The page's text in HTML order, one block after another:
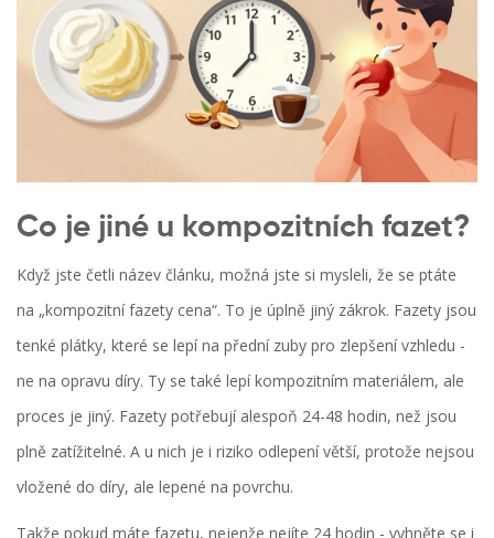
Co je jiné u kompozitních fazet?
Když jste četli název článku, možná jste si mysleli, že se ptáte
na „kompozitní fazety cena“. To je úplně jiný zákrok. Fazety jsou
tenké plátky, které se lepí na přední zuby pro zlepšení vzhledu -
ne na opravu díry. Ty se také lepí kompozitním materiálem, ale
proces je jiný. Fazety potřebují alespoň 24-48 hodin, než jsou
plně zatížitelné. A u nich je i riziko odlepení větší, protože nejsou
vložené do díry, ale lepené na povrchu.
Takže pokud máte fazetu, nejenže nejíte 24 hodin - vyhněte se i